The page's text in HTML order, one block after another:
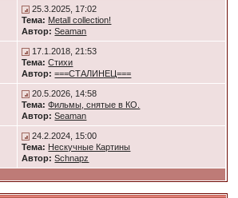
25.3.2025, 17:02
Тема: Metall collection!
Автор: Seaman
17.1.2018, 21:53
Тема: Стихи
Автор: ===СТАЛИНЕЦ===
20.5.2026, 14:58
Тема: Фильмы, снятые в КО.
Автор: Seaman
24.2.2024, 15:00
Тема: Нескучные Картины
Автор: Schnapz